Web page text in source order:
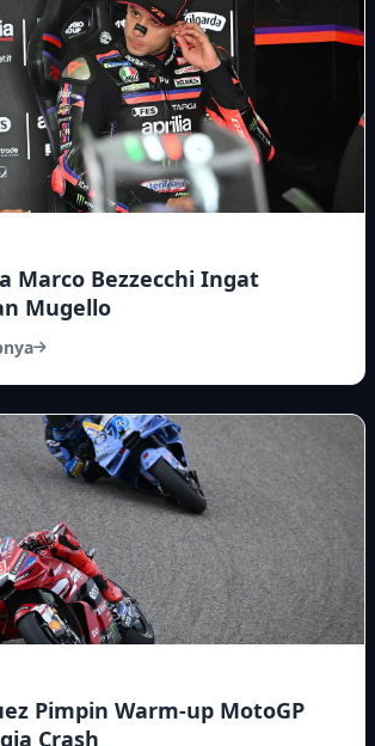
Marco Bezzecchi Ingat
Mugello
Pimpin Warm-up MotoGP
Crash